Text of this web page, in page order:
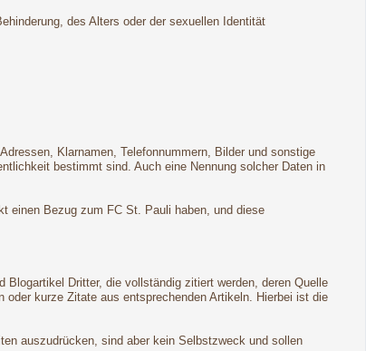
des Alters oder der sexuellen Identität
Klarnamen, Telefonnummern, Bilder und sonstige
bestimmt sind. Auch eine Nennung solcher Daten in
einen Bezug zum FC St. Pauli haben, und diese
Blogartikel Dritter, die vollständig zitiert werden, deren Quelle
kurze Zitate aus entsprechenden Artikeln. Hierbei ist die
auszudrücken, sind aber kein Selbstzweck und sollen